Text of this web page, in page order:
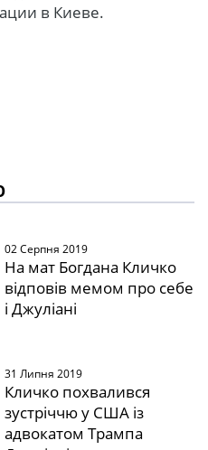
в Киеве.
02 Серпня 2019
На мат Богдана Кличко
відповів мемом про себе
і Джуліані
31 Липня 2019
Кличко похвалився
зустріччю у США із
адвокатом Трампа